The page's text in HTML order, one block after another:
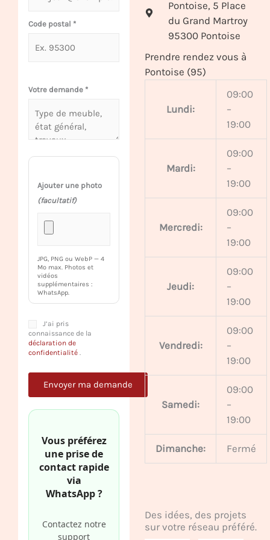
Code postal *
Votre demande *
Ajouter une photo
(facultatif)
JPG, PNG ou WebP — 4
Mo max. Photos et
vidéos
supplémentaires :
WhatsApp.
J’ai pris
connaissance de la
déclaration de
confidentialité .
Vous préférez
une prise de
contact rapide
via
WhatsApp ?
Contactez notre
support
Pontoise, 5 Place
du Grand Martroy
95300 Pontoise
Prendre rendez vous à
Pontoise (95)
Lundi:
09:00
–
19:00
Mardi:
09:00
–
19:00
Mercredi:
09:00
–
19:00
Jeudi:
09:00
–
19:00
Vendredi:
09:00
–
19:00
Samedi:
09:00
–
19:00
Dimanche: Fermé
Des idées, des projets
sur votre réseau préféré.